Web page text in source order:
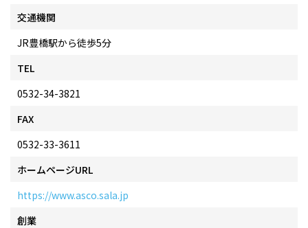
交通機関
JR豊橋駅から徒歩5分
TEL
0532-34-3821
FAX
0532-33-3611
ホームページURL
https://www.asco.sala.jp
創業